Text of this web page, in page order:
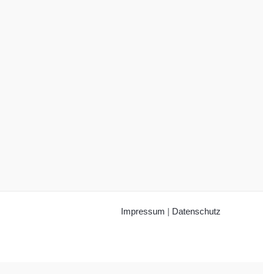
Impressum | Datenschutz